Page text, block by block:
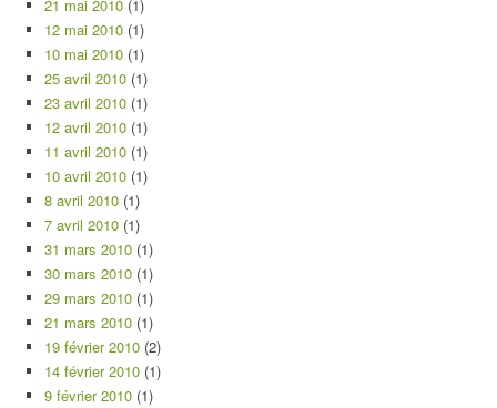
21 mai 2010 (1)
12 mai 2010 (1)
10 mai 2010 (1)
25 avril 2010 (1)
23 avril 2010 (1)
12 avril 2010 (1)
11 avril 2010 (1)
10 avril 2010 (1)
8 avril 2010 (1)
7 avril 2010 (1)
31 mars 2010 (1)
30 mars 2010 (1)
29 mars 2010 (1)
21 mars 2010 (1)
19 février 2010 (2)
14 février 2010 (1)
9 février 2010 (1)